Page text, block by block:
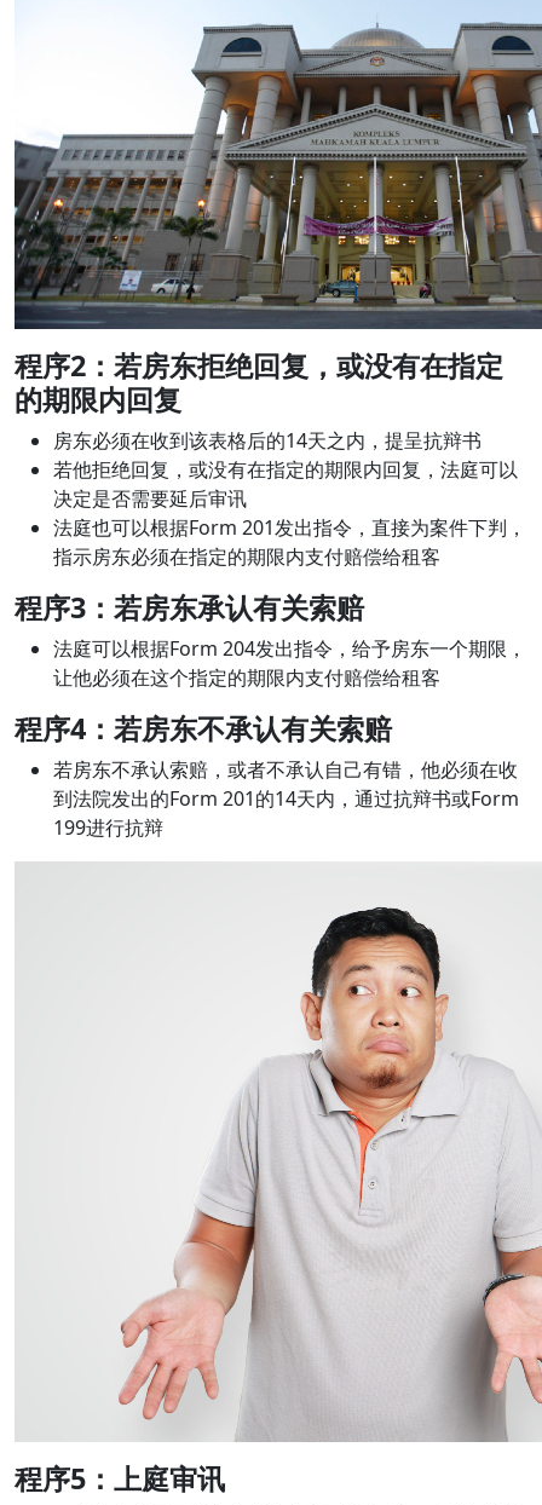
程序2：若房东拒绝回复，或没有在指定
的期限内回复
房东必须在收到该表格后的14天之内，提呈抗辩书
若他拒绝回复，或没有在指定的期限内回复，法庭可以
决定是否需要延后审讯
法庭也可以根据Form 201发出指令，直接为案件下判，
指示房东必须在指定的期限内支付赔偿给租客
程序3：若房东承认有关索赔
法庭可以根据Form 204发出指令，给予房东一个期限，
让他必须在这个指定的期限内支付赔偿给租客
程序4：若房东不承认有关索赔
若房东不承认索赔，或者不承认自己有错，他必须在收
到法院发出的Form 201的14天内，通过抗辩书或Form
199进行抗辩
程序5：上庭审讯